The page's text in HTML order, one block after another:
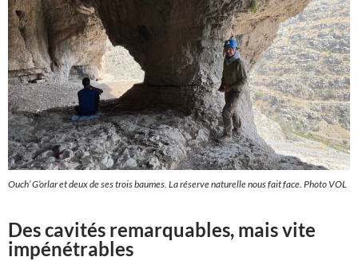
Ouch’ G’orlar et deux de ses trois baumes. La réserve naturelle nous fait face. Photo VOL
Des cavités remarquables, mais vite
impénétrables